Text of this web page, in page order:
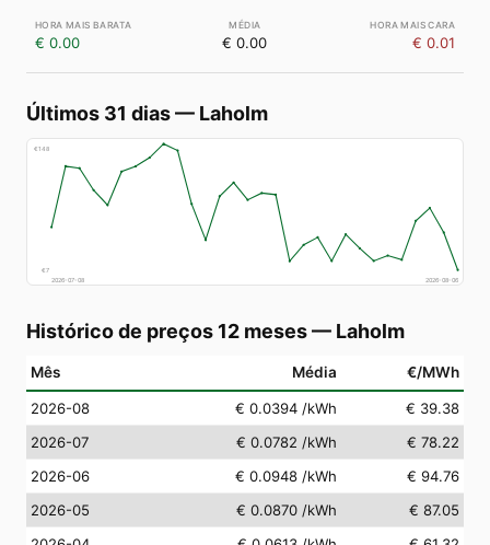
€ 0.00 € 0.00 € 0.01
Últimos 31 dias— Laholm
€148
€7
2026-07-08
2026-08-06
Histórico de preços 12 meses— Laholm
Mês Média €/MWh
2026-08 € 0.0394 /kWh
€ 39.38
2026-07
€ 0.0782 /kWh
€ 78.22
2026-06
€ 0.0948 /kWh
€ 94.76
2026-05
€ 0.0870 /kWh
€ 87.05